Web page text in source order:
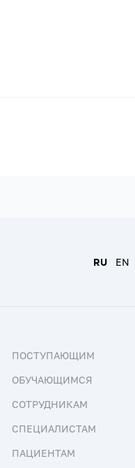
RU EN
ПОСТУПАЮЩИМ
ОБУЧАЮЩИМСЯ
СОТРУДНИКАМ
СПЕЦИАЛИСТАМ
ПАЦИЕНТАМ